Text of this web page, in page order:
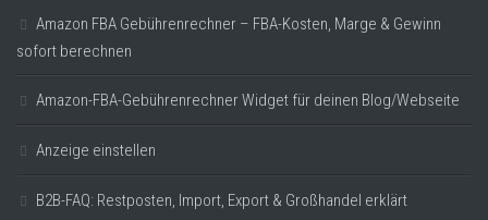
Amazon FBA Gebührenrechner – FBA-Kosten, Marge & Gewinn
sofort berechnen
Amazon-FBA-Gebührenrechner Widget für deinen Blog/Webseite
Anzeige einstellen
B2B-FAQ: Restposten, Import, Export & Großhandel erklärt